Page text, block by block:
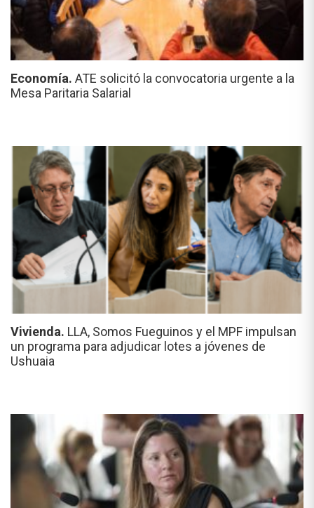
Economía. ATE solicitó la convocatoria urgente a la
Mesa Paritaria Salarial
Vivienda. LLA, Somos Fueguinos y el MPF impulsan
un programa para adjudicar lotes a jóvenes de
Ushuaia